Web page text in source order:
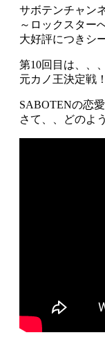
サボテンチャン
～ロックスター
大好評につきシ
第10回目は、、、
元カノ王決定戦
SABOTENの恋
さて、、どのよ